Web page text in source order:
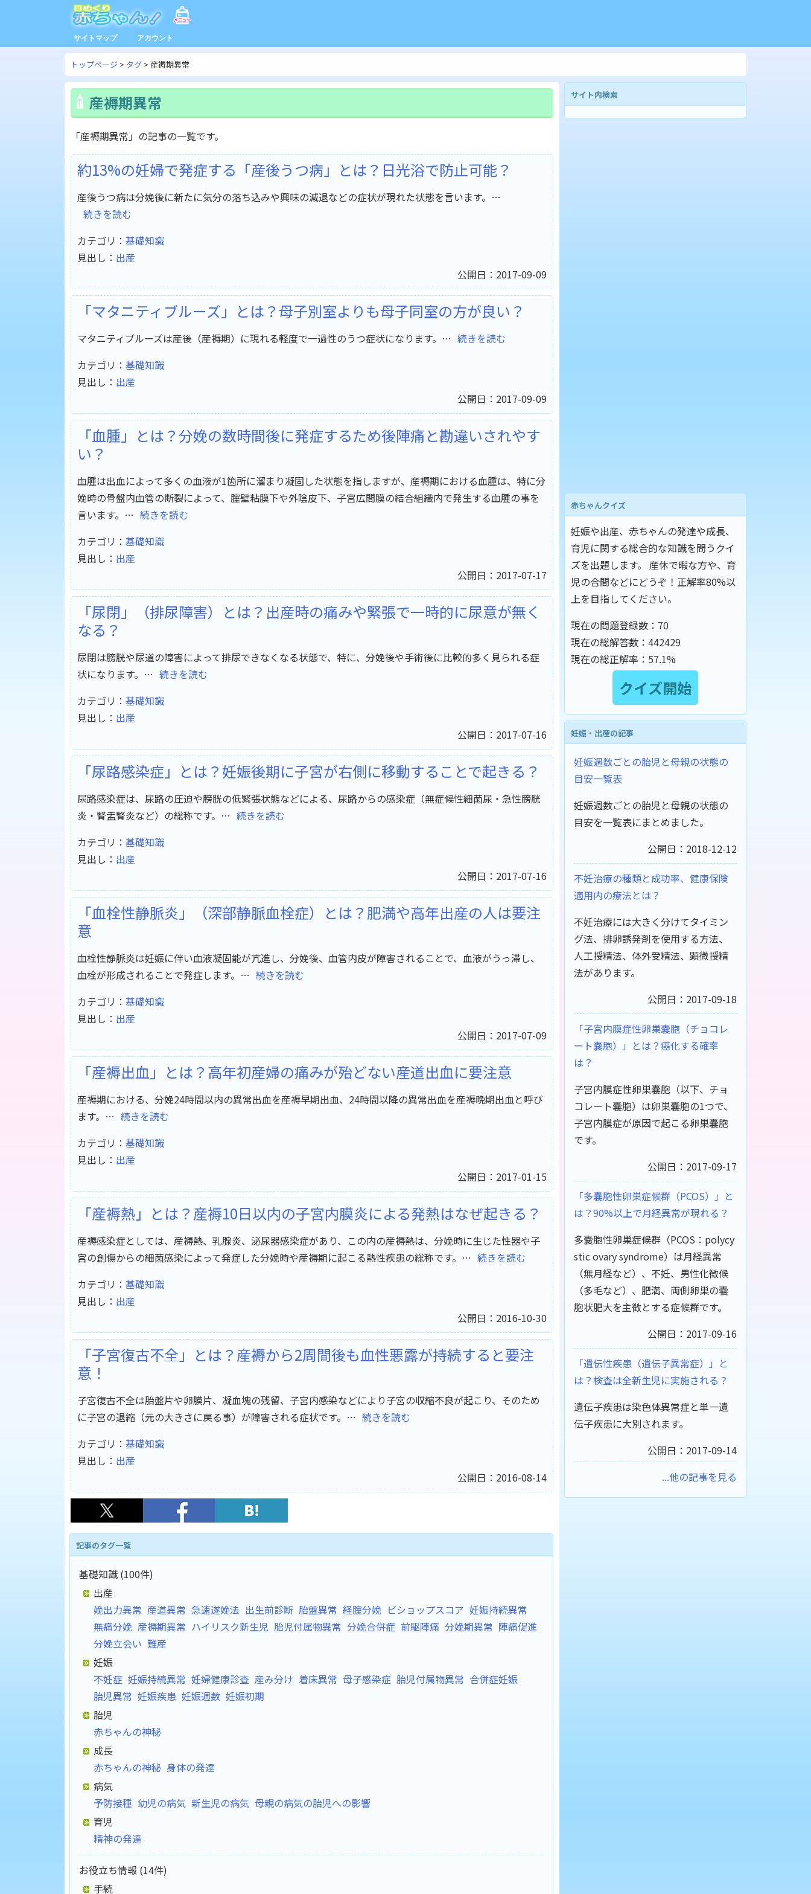
サイトマップ アカウント
トップページ タグ 産褥期異常
産褥期異常
「産褥期異常」の記事の一覧です。
約13%の妊婦で発症する「産後うつ病」とは？日光浴で防止可能？
産後うつ病は分娩後に新たに気分の落ち込みや興味の減退などの症状が現れた状態を言います。…
続きを読む
カテゴリ： 基礎知識
見出し： 出産
公開日：2017-09-09
「マタニティブルーズ」とは？母子別室よりも母子同室の方が良い？
マタニティブルーズは産後（産褥期）に現れる軽度で一過性のうつ症状になります。… 続きを読む
カテゴリ： 基礎知識
見出し： 出産
公開日：2017-09-09
「血腫」とは？分娩の数時間後に発症するため後陣痛と勘違いされやす
い？
血腫は出血によって多くの血液が1箇所に溜まり凝固した状態を指しますが、産褥期における血腫は、特に分
娩時の骨盤内血管の断裂によって、腟壁粘膜下や外陰皮下、子宮広間膜の結合組織内で発生する血腫の事を
言います。… 続きを読む
カテゴリ： 基礎知識
見出し： 出産
公開日：2017-07-17
「尿閉」（排尿障害）とは？出産時の痛みや緊張で一時的に尿意が無く
なる？
尿閉は膀胱や尿道の障害によって排尿できなくなる状態で、特に、分娩後や手術後に比較的多く見られる症
状になります。… 続きを読む
カテゴリ： 基礎知識
見出し： 出産
公開日：2017-07-16
「尿路感染症」とは？妊娠後期に子宮が右側に移動することで起きる？
尿路感染症は、尿路の圧迫や膀胱の低緊張状態などによる、尿路からの感染症（無症候性細菌尿・急性膀胱
炎・腎盂腎炎など）の総称です。… 続きを読む
カテゴリ： 基礎知識
見出し： 出産
公開日：2017-07-16
「血栓性静脈炎」（深部静脈血栓症）とは？肥満や高年出産の人は要注
意
血栓性静脈炎は妊娠に伴い血液凝固能が亢進し、分娩後、血管内皮が障害されることで、血液がうっ滞し、
血栓が形成されることで発症します。… 続きを読む
カテゴリ： 基礎知識
見出し： 出産
公開日：2017-07-09
「産褥出血」とは？高年初産婦の痛みが殆どない産道出血に要注意
産褥期における、分娩24時間以内の異常出血を産褥早期出血、24時間以降の異常出血を産褥晩期出血と呼び
ます。… 続きを読む
カテゴリ： 基礎知識
見出し： 出産
公開日：2017-01-15
「産褥熱」とは？産褥10日以内の子宮内膜炎による発熱はなぜ起きる？
産褥感染症としては、産褥熱、乳腺炎、泌尿器感染症があり、この内の産褥熱は、分娩時に生じた性器や子
宮の創傷からの細菌感染によって発症した分娩時や産褥期に起こる熱性疾患の総称です。… 続きを読む
カテゴリ： 基礎知識
見出し： 出産
公開日：2016-10-30
「子宮復古不全」とは？産褥から2周間後も血性悪露が持続すると要注
意！
子宮復古不全は胎盤片や卵膜片、凝血塊の残留、子宮内感染などにより子宮の収縮不良が起こり、そのため
に子宮の退縮（元の大きさに戻る事）が障害される症状です。… 続きを読む
カテゴリ： 基礎知識
見出し： 出産
公開日：2016-08-14
記事のタグ一覧
基礎知識 (100件)
出産
娩出力異常 産道異常 急速遂娩法 出生前診断 胎盤異常 経腟分娩 ビショップスコア 妊娠持続異常
無痛分娩 産褥期異常 ハイリスク新生児 胎児付属物異常 分娩合併症 前駆陣痛 分娩期異常 陣痛促進
分娩立会い 難産
妊娠
不妊症 妊娠持続異常 妊婦健康診査 産み分け 着床異常 母子感染症 胎児付属物異常 合併症妊娠
胎児異常 妊娠疾患 妊娠週数 妊娠初期
胎児
赤ちゃんの神秘
成長
赤ちゃんの神秘 身体の発達
病気
予防接種 幼児の病気 新生児の病気 母親の病気の胎児への影響
育児
精神の発達
お役立ち情報 (14件)
手続
サイト内検索
赤ちゃんクイズ
妊娠や出産、赤ちゃんの発達や成長、
育児に関する総合的な知識を問うクイ
ズを出題します。 産休で暇な方や、育
児の合間などにどうぞ！正解率80%以
上を目指してください。
現在の問題登録数： 70
現在の総解答数： 442429
現在の総正解率： 57.1%
妊娠・出産の記事
妊娠週数ごとの胎児と母親の状態の
目安一覧表
妊娠週数ごとの胎児と母親の状態の
目安を一覧表にまとめました。
公開日：2018-12-12
不妊治療の種類と成功率、健康保険
適用内の療法とは？
不妊治療には大きく分けてタイミン
グ法、排卵誘発剤を使用する方法、
人工授精法、体外受精法、顕微授精
法があります。
公開日：2017-09-18
「子宮内膜症性卵巣嚢胞（チョコレ
ート嚢胞）」とは？癌化する確率
は？
子宮内膜症性卵巣嚢胞（以下、チョ
コレート嚢胞）は卵巣嚢胞の1つで、
子宮内膜症が原因で起こる卵巣嚢胞
です。
公開日：2017-09-17
「多嚢胞性卵巣症候群（PCOS）」と
は？90%以上で月経異常が現れる？
多嚢胞性卵巣症候群（PCOS：polycy
stic ovary syndrome）は月経異常
（無月経など）、不妊、男性化徴候
（多毛など）、肥満、両側卵巣の嚢
胞状肥大を主徴とする症候群です。
公開日：2017-09-16
「遺伝性疾患（遺伝子異常症）」と
は？検査は全新生児に実施される？
遺伝子疾患は染色体異常症と単一遺
伝子疾患に大別されます。
公開日：2017-09-14
...他の記事を見る